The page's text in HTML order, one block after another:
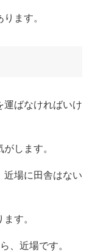
ます。
運ばなければいけ
します。
近場に田舎はない
す。
、近場です。